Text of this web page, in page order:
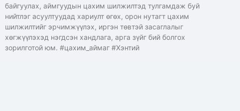
байгуулах, аймгуудын цахим шилжилтэд тулгамдаж буй
нийтлэг асуултуудад хариулт өгөх, орон нутагт цахим
шилжилтийг эрчимжүүлэх, иргэн төвтэй засаглалыг
хөгжүүлэхэд нэгдсэн хандлага, арга зүйг бий болгох
зорилготой юм. #цахим_аймаг #Хэнтий